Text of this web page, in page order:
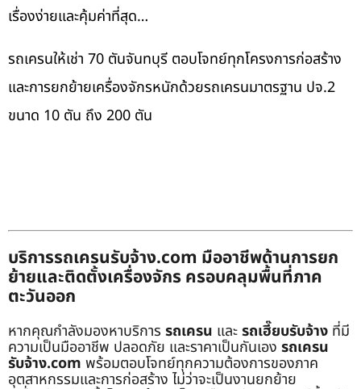
เรื่องง่ายและคุ้มค่าที่สุด…
รถเครนให้เช่า 70 ตันจันทบุรี ตอบโจทย์ทุกโครงการก่อสร้าง
และการยกย้ายเครื่องจักรหนักด้วยรถเครนมาตรฐาน ปจ.2
ขนาด 10 ตัน ถึง 200 ตัน
บริการรถเครนรับจ้าง.com มืออาชีพด้านการยก
ย้ายและติดตั้งเครื่องจักร ครอบคลุมพื้นที่ภาค
ตะวันออก
หากคุณกำลังมองหาบริการ รถเครน และรถเฮี๊ยบรับจ้าง ที่มี
ความเป็นมืออาชีพ ปลอดภัย และราคาเป็นกันเอง รถเครน
รับจ้าง.com พร้อมตอบโจทย์ทุกความต้องการของภาค
อุตสาหกรรมและการก่อสร้าง ไม่ว่าจะเป็นงานยกย้าย